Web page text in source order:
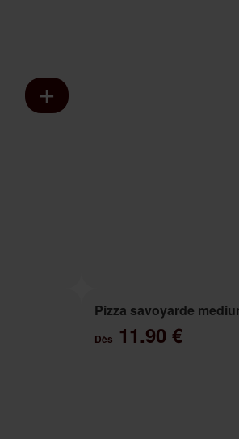
Pizza savoyarde
Dès 11.90 €